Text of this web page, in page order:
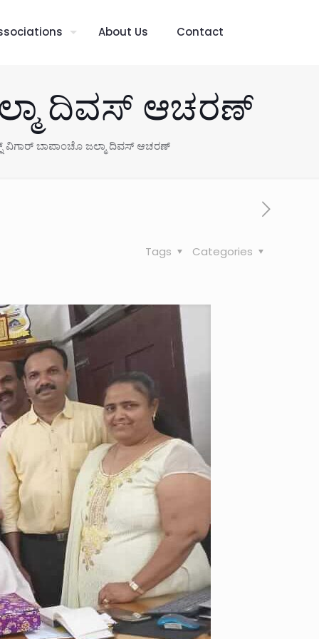
About Us Contact
ದಿವಸ್ ಆಚರಣ್
ವಿಗಾರ್ ಬಾಪಾಂಚೊ ಜಲ್ಮಾ ದಿವಸ್ ಆಚರಣ್
Categories
Tags